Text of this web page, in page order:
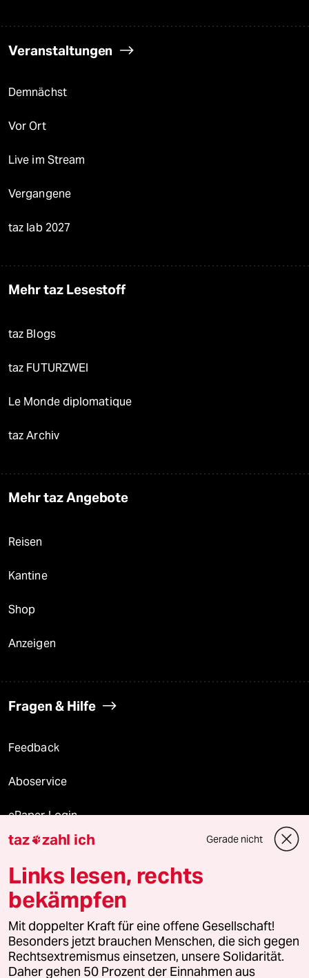
Veranstaltungen
Demnächst
Vor Ort
Live im Stream
Vergangene
taz lab 2027
Mehr taz Lesestoff
taz Blogs
taz FUTURZWEI
Le Monde diplomatique
taz Archiv
Mehr taz Angebote
Reisen
Kantine
Shop
Anzeigen
Fragen & Hilfe
Feedback
Aboservice
ePaper Login
Downloads für Abonnierende
© 2026 taz Verlags und Vertriebs GmbH
Alle Rechte vorbehalten. Bei rechtlichen Fragen oder für Genehmigungen
wenden Sie sich bitte an
lizenzen@taz.de
taz zahl ich Gerade nicht
Links lesen, rechts
bekämpfen
Mit doppelter Kraft für eine offene Gesellschaft!
Besonders jetzt brauchen Menschen, die sich gegen
Rechtsextremismus einsetzen, unsere Solidarität.
Daher gehen 50 Prozent der Einnahmen aus